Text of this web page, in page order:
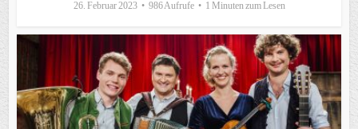
26. Februar 2023 986 Aufrufe 1 Minuten zum Lesen